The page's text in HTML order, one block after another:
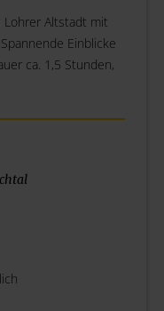
Altstadt mit
Einblicke
ca. 1,5 Stunden,